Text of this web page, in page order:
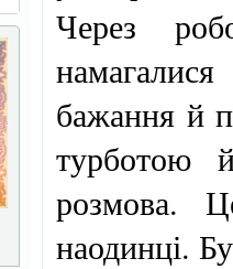
Через
бажання й
турботою
розмова.
наодинці.